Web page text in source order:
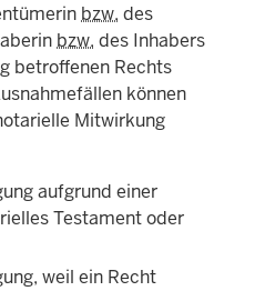
bzw. des
bzw. des Inhabers
betroffenen Rechts
können
Mitwirkung
aufgrund einer
Testament oder
weil ein Recht